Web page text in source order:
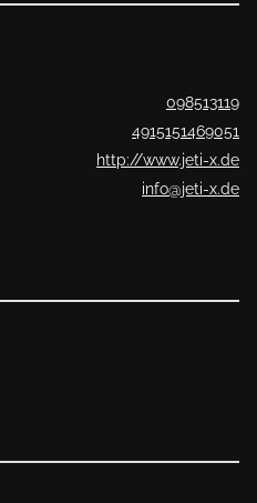
098513119
4915151469051
http://www.jeti-x.de
info@jeti-x.de